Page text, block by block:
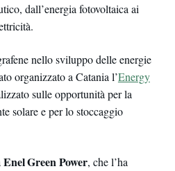
dall’energia fotovoltaica ai
nello sviluppo delle energie
organizzato a Catania l’Energy
sulle opportunità per la
solare e per lo stoccaggio
Enel Green Power, che l’ha